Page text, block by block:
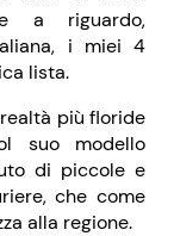
a riguardo,
i miei 4
lista.
più floride
suo modello
di piccole e
che come
alla regione.